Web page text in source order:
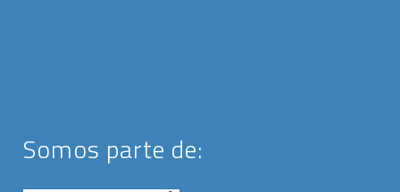
Somos parte de: